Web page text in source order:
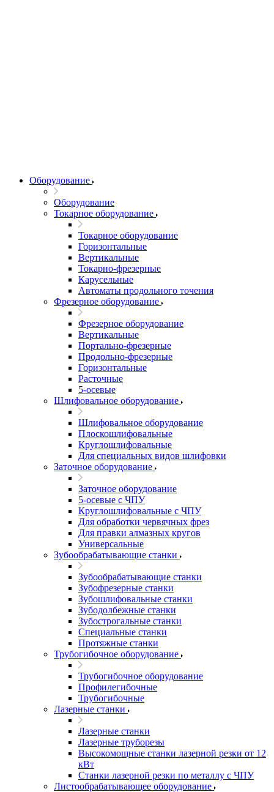
Оборудование
Оборудование
Токарное оборудование
Токарное оборудование
Горизонтальные
Вертикальные
Токарно-фрезерные
Карусельные
Автоматы продольного точения
Фрезерное оборудование
Фрезерное оборудование
Вертикальные
Портально-фрезерные
Продольно-фрезерные
Горизонтальные
Расточные
5-осевые
Шлифовальное оборудование
Шлифовальное оборудование
Плоскошлифовальные
Круглошлифовальные
Для специальных видов шлифовки
Заточное оборудование
Заточное оборудование
5-осевые с ЧПУ
Круглошлифовальные с ЧПУ
Для обработки червячных фрез
Для правки алмазных кругов
Универсальные
Зубообрабатывающие станки
Зубообрабатывающие станки
Зубофрезерные станки
Зубошлифовальные станки
Зубодолбежные станки
Зубострогальные станки
Специальные станки
Протяжные станки
Трубогибочное оборудование
Трубогибочное оборудование
Профилегибочные
Трубогибочные
Лазерные станки
Лазерные станки
Лазерные труборезы
Высокомощные станки лазерной резки от 12
кВт
Станки лазерной резки по металлу с ЧПУ
Листообрабатывающее оборудование